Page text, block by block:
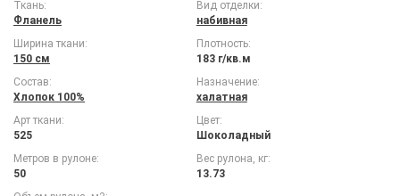
Ткань:
Фланель
Вид отделки:
набивная
Ширина ткани:
150 см
Плотность:
183 г/кв.м
Состав:
Хлопок 100%
Назначение:
халатная
Арт ткани:
525
Цвет:
Шоколадный
Метров в рулоне:
50
Вес рулона, кг:
13.73